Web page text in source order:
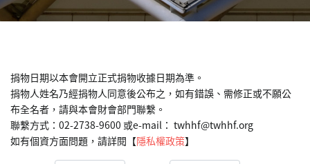
捐物日期以本會開立正式捐物收據日期為準。
捐物人姓名乃經捐物人同意後公布之，如有錯誤、需修正或不願公
布全名者，請與本會財會部門聯繫。
聯繫方式：02-2738-9600 或e-mail： twhhf@twhhf.org
如有個資方面問題，請詳閱【隱私權政策】